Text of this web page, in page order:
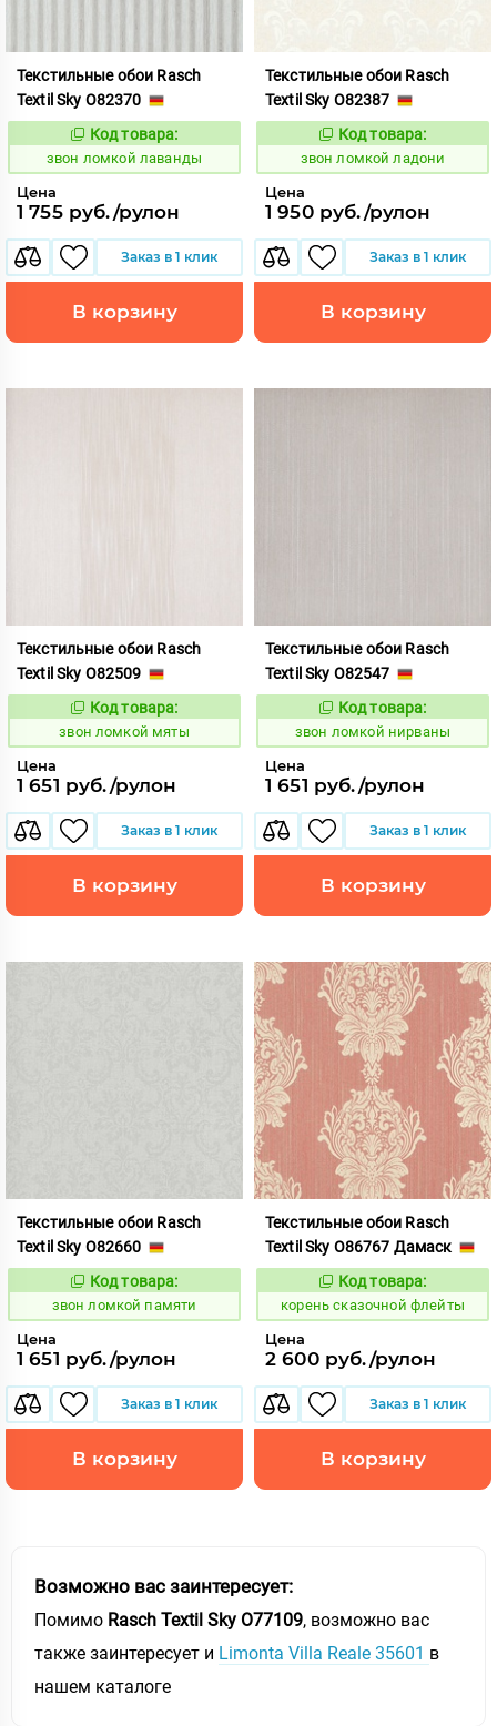
Текстильные обои Rasch
Textil Sky O82370
459166
Код товара:
звон ломкой лаванды
Цена
1 755 руб./рулон
Заказ в 1 клик
В корзину
Текстильные обои Rasch
Textil Sky O82387
459167
Код товара:
звон ломкой ладони
Цена
1 950 руб./рулон
Заказ в 1 клик
В корзину
Текстильные обои Rasch
Textil Sky O82509
459181
Код товара:
звон ломкой мяты
Цена
1 651 руб./рулон
Заказ в 1 клик
В корзину
Текстильные обои Rasch
Textil Sky O82547
459184
Код товара:
звон ломкой нирваны
Цена
1 651 руб./рулон
Заказ в 1 клик
В корзину
Текстильные обои Rasch
Textil Sky O82660
459193
Код товара:
звон ломкой памяти
Цена
1 651 руб./рулон
Заказ в 1 клик
В корзину
Текстильные обои Rasch
Textil Sky O86767 Дамаск
792366
Код товара:
корень сказочной флейты
Цена
2 600 руб./рулон
Заказ в 1 клик
В корзину
Возможно вас заинтересует:
Помимо Rasch Textil Sky O77109, возможно вас
также заинтересует и Limonta Villa Reale 35601 в
нашем каталоге